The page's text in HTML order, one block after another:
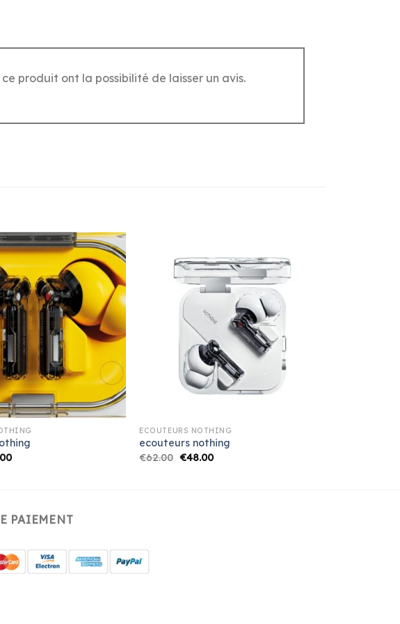
produit ont la possibilité de laisser un avis.
ECOUTEURS NOTHING
ecouteurs nothing
€62.00 €48.00
PAIEMENT